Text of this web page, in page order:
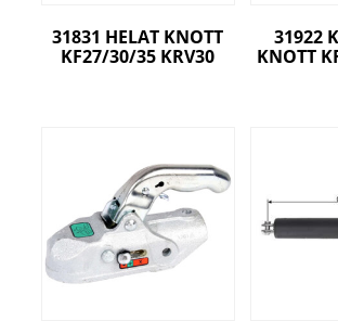
31831 HELAT KNOTT
KF27/30/35 KRV30
31922
KNOTT